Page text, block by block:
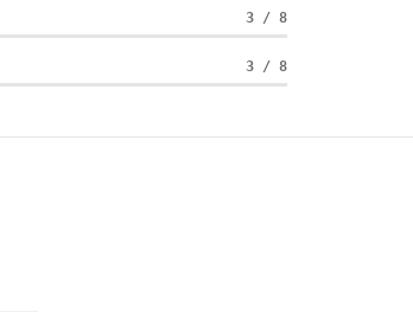
3 / 8
3 / 8